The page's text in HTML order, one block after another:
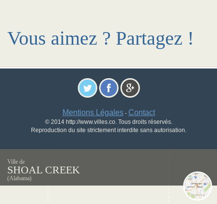
Vous aimez ? Partagez !
Mentions Légales- Contact
© 2014 http://www.villes.co. Tous droits réservés.
Reproduction du site strictement interdite sans autorisation.
Ville de
SHOAL CREEK
(Alabama)